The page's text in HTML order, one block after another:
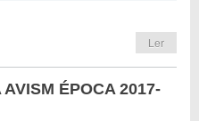
Ler
ÉPOCA 2017-